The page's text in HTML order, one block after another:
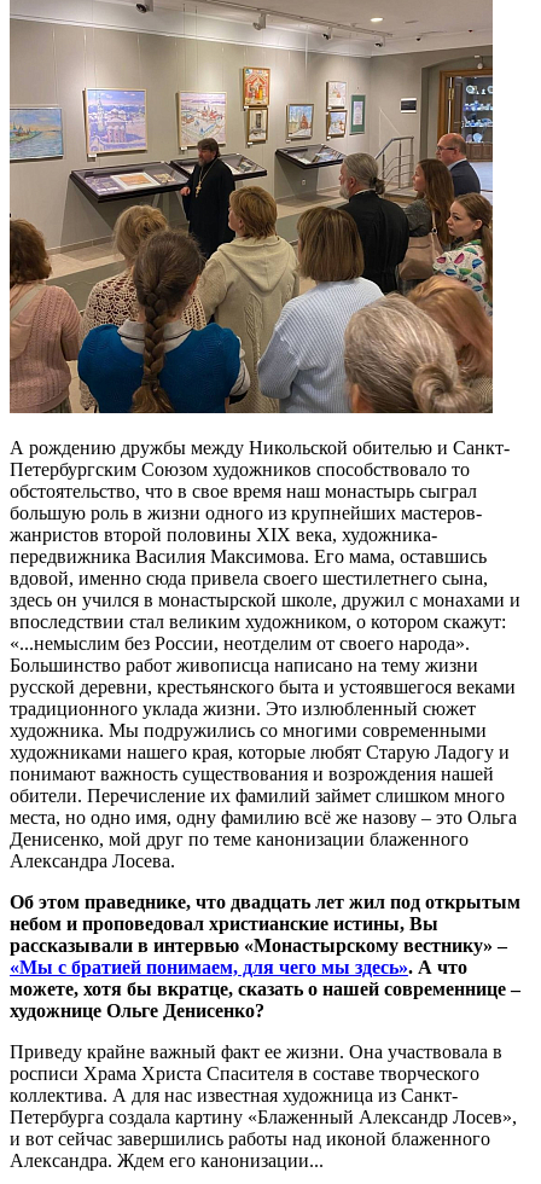
А рождению дружбы между Никольской обителью и Санкт-
Петербургским Союзом художников способствовало то
обстоятельство, что в свое время наш монастырь сыграл
большую роль в жизни одного из крупнейших мастеров-
жанристов второй половины XIX века, художника-
передвижника Василия Максимова. Его мама, оставшись
вдовой, именно сюда привела своего шестилетнего сына,
здесь он учился в монастырской школе, дружил с монахами и
впоследствии стал великим художником, о котором скажут:
«...немыслим без России, неотделим от своего народа».
Большинство работ живописца написано на тему жизни
русской деревни, крестьянского быта и устоявшегося веками
традиционного уклада жизни. Это излюбленный сюжет
художника. Мы подружились со многими современными
художниками нашего края, которые любят Старую Ладогу и
понимают важность существования и возрождения нашей
обители. Перечисление их фамилий займет слишком много
места, но одно имя, одну фамилию всё же назову – это Ольга
Денисенко, мой друг по теме канонизации блаженного
Александра Лосева.
Об этом праведнике, что двадцать лет жил под открытым
небом и проповедовал христианские истины, Вы
рассказывали в интервью «Монастырскому вестнику» –
«Мы с братией понимаем, для чего мы здесь». А что
можете, хотя бы вкратце, сказать о нашей современнице –
художнице Ольге Денисенко?
Приведу крайне важный факт ее жизни. Она участвовала в
росписи Храма Христа Спасителя в составе творческого
коллектива. А для нас известная художница из Санкт-
Петербурга создала картину «Блаженный Александр Лосев»,
и вот сейчас завершились работы над иконой блаженного
Александра. Ждем его канонизации...